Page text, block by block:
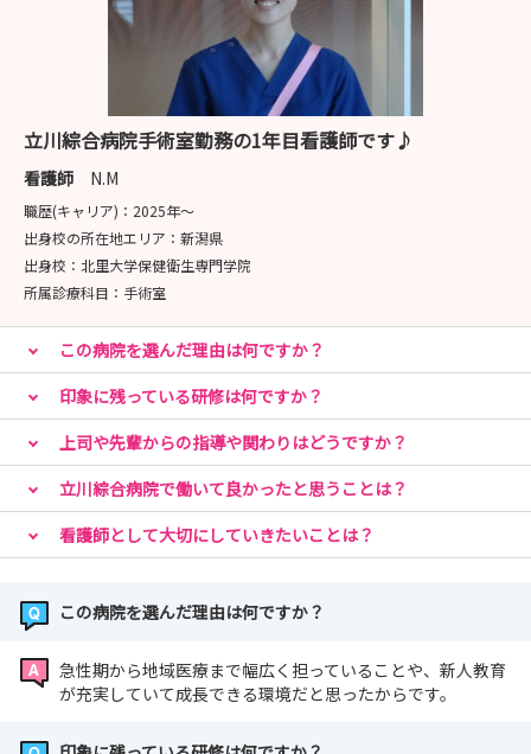
■実施内容
・希望部署での看護体験
・１～２年目看護師との座談会
・病院内見学
・病院概要説明
す♪
立川綜合病院手術室勤務の1年目看護師です♪
看護師 N.M
職歴(キャリア)： 2025年〜
出身校の所在地エリア： 新潟県
出身校： 北里大学保健衛生専門学院
所属診療科目： 手術室
この病院を選んだ理由は何ですか？
印象に残っている研修は何ですか？
上司や先輩からの指導や関わりはどうですか？
立川綜合病院で働いて良かったと思うことは？
看護師として大切にしていきたいことは？
この病院を選んだ理由は何ですか？
急性期から地域医療まで幅広く担っていることや、新人教育
が充実していて成長できる環境だと思ったからです。